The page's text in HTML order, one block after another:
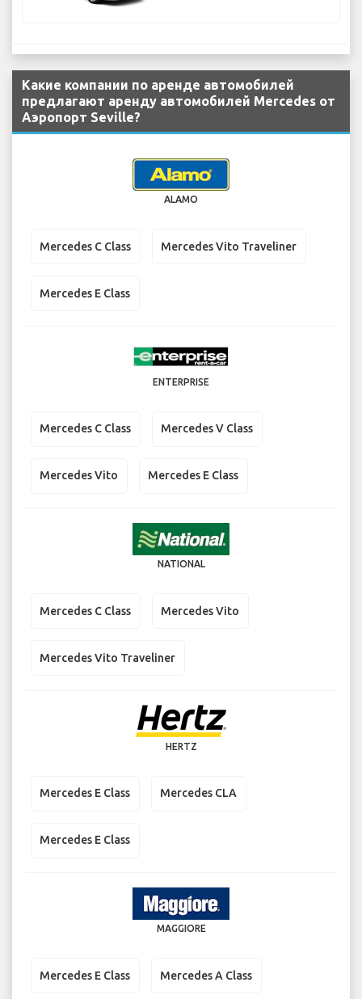
Какие компании по аренде автомобилей
предлагают аренду автомобилей Mercedes от
Аэропорт Seville?
ALAMO
Mercedes C Class Mercedes Vito Traveliner
Mercedes E Class
ENTERPRISE
Mercedes C Class Mercedes V Class
Mercedes Vito Mercedes E Class
NATIONAL
Mercedes C Class Mercedes Vito
Mercedes Vito Traveliner
HERTZ
Mercedes E Class Mercedes CLA
Mercedes E Class
MAGGIORE
Mercedes E Class Mercedes A Class